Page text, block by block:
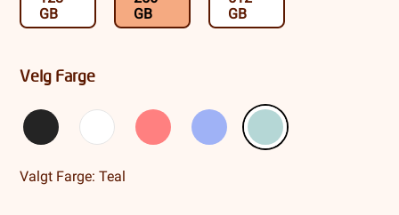
GB
GB
GB
Velg Farge
Valgt Farge: Teal